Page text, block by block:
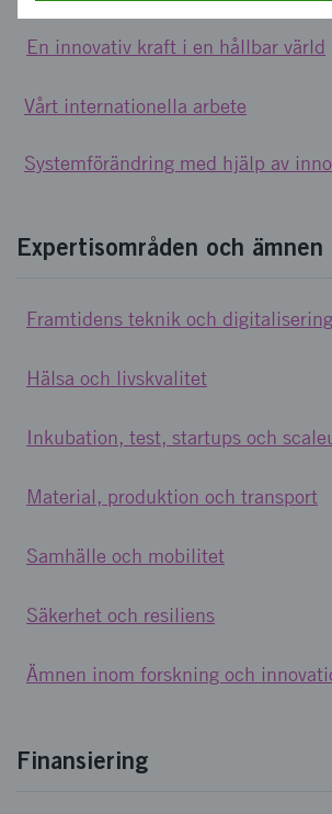
En innovativ kraft i en hållbar värld
Vårt internationella arbete
Systemförändring med hjälp av
Expertisområden och ämnen
Framtidens teknik och digitalisering
Hälsa och livskvalitet
Inkubation, test, startups och
Material, produktion och transport
Samhälle och mobilitet
Säkerhet och resiliens
Ämnen inom forskning och
Finansiering